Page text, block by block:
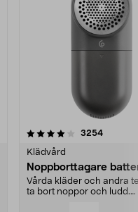
3254
Klädvård
Noppborttagare
Vårda kläder och andra
ta bort noppor och ludd.
4.5av 5 stjärnor